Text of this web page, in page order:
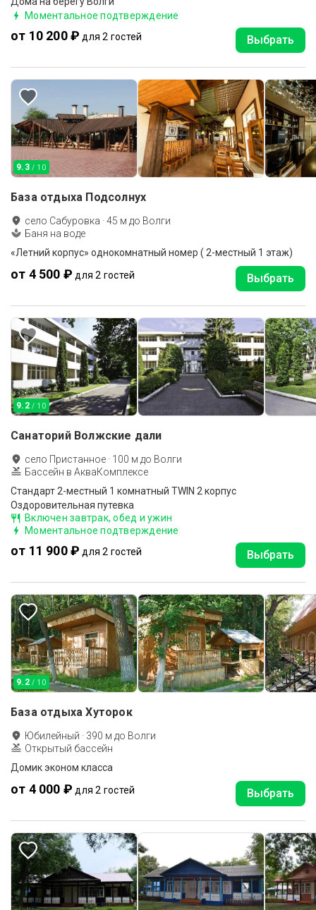
Моментальное подтверждение
от 10 200 ₽ для 2 гостей Выбрать
9.3 / 10
База отдыха Подсолнух
село Сабуровка ·45 м до Волги
Баня на воде
«Летний корпус» однокомнатный номер ( 2-местный 1 этаж)
от 4 500 ₽ для 2 гостей Выбрать
9.2 / 10
Санаторий Волжские дали
село Пристанное · 100 м до Волги
Бассейн в АкваКомплексе
Стандарт 2-местный 1 комнатный TWIN 2 корпус
Оздоровительная путевка
Включен завтрак, обед и ужин
Моментальное подтверждение
от 11 900 ₽ для 2 гостей Выбрать
9.2 / 10
База отдыха Хуторок
Юбилейный · 390 м до Волги
Открытый бассейн
Домик эконом класса
от 4 000 ₽ для 2 гостей Выбрать